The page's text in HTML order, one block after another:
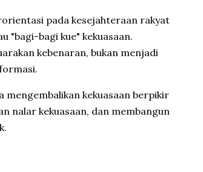
pada kesejahteraan rakyat
"bagi-bagi kue" kekuasaan.
kebenaran, bukan menjadi
mengembalikan kekuasaan berpikir
nalar kekuasaan, dan membangun